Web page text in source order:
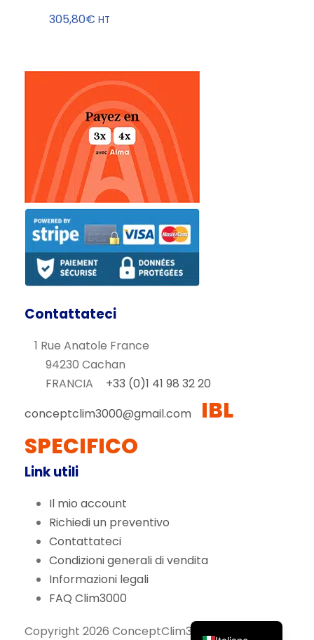
305,80€ HT
Contattateci
1 Rue Anatole France
94230 Cachan
FRANCIA
+33 (0)1 41 98 32 20
conceptclim3000@gmail.com
IBL
SPECIFICO
Link utili
Il mio account
Richiedi un preventivo
Contattateci
Condizioni generali di vendita
Informazioni legali
FAQ Clim3000
Copyright 2026 ConceptClim3000 - Sito